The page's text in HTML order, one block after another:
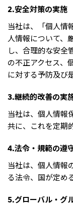
すべては、志からはじま
る。
2021年
2020年
2019年
2018年
2026.8.4 適時開示
令和8年熊本地震被
2027年3月期第1四
Environment
Social
Governance
マテリアリティ
イニシアティブへの参画
三井物産の人材マネジ
三井物産の森
社会貢献活動
「三井物産の森」LEAP
TCFDに基づく情報開示
トップ
経営方針・戦略
財務・業績情報
IR資料室
IR説明会
個人株主・投資家の皆
株主・株式基本情報
IRサポート
決算短信・決算情報
Careers
トップ
三井物産について
採用情報
本店新卒採用・キャリ
Network
トップ
日本
北米
米国三井物産株式会社
カナダ三井物産株式会
Social Media
Instagram
2.安全対策の実施
当社は、「個人情
人情報について、
し、合理的な安全
の不正アクセス、
に対する予防及び
3.継続的改善の実
当社は、個人情報
共に、これを定期
4.法令・規範の遵
当社は、個人情報
る法令、国が定め
5.グローバル・グ